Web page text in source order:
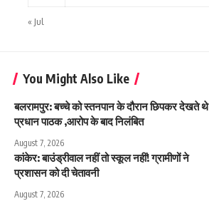
« Jul
You Might Also Like
बलरामपुर: बच्चे को स्तनपान के दौरान छिपकर देखते थे
प्रधान पाठक ,आरोप के बाद निलंबित
August 7, 2026
कांकेर: बाउंड्रीवाल नहीं तो स्कूल नहीं! ग्रामीणों ने
प्रशासन को दी चेतावनी
August 7, 2026